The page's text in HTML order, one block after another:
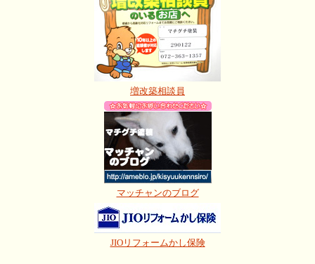
増改築相談員
マッチャンのブログ
JIOリフォームかし保険